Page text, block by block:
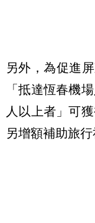
另外，為促進
「抵達恆春機
人以上者」可
另增額補助旅行